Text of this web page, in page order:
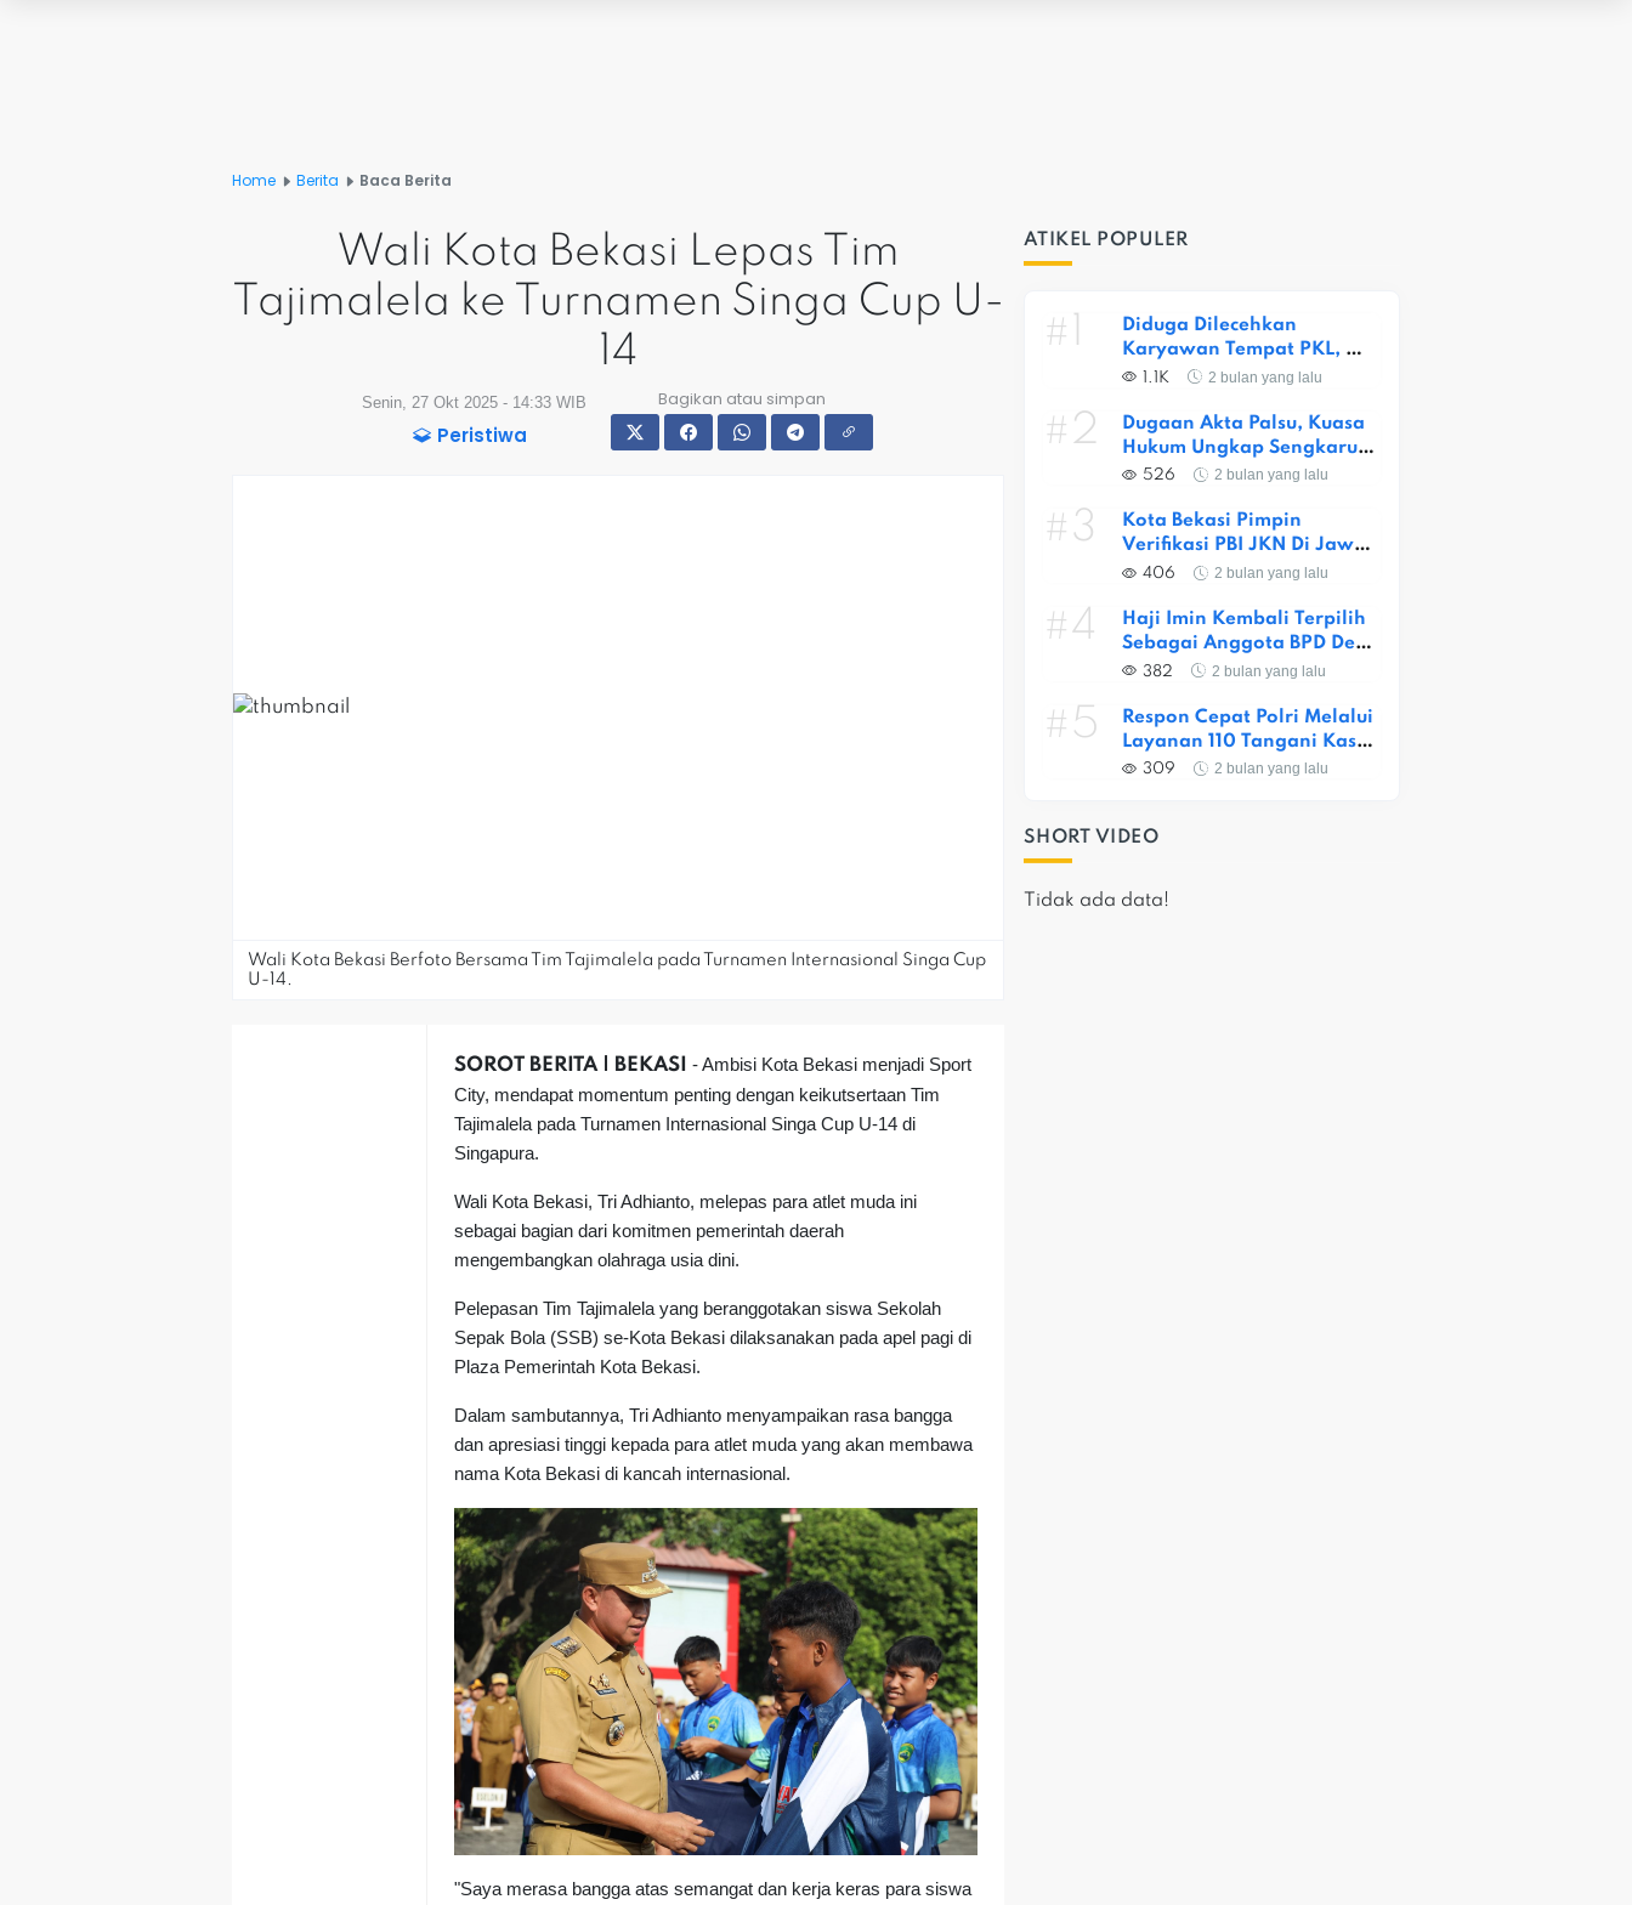
Home Berita Baca Berita
Wali Kota Bekasi Lepas Tim
Tajimalela ke Turnamen Singa Cup U-
14
Senin, 27 Okt 2025 - 14:33 WIB
Peristiwa
Bagikan atau simpan
Wali Kota Bekasi Berfoto Bersama Tim Tajimalela pada Turnamen Internasional Singa Cup
U-14.
SOROT BERITA | BEKASI - Ambisi Kota Bekasi menjadi Sport
City, mendapat momentum penting dengan keikutsertaan Tim
Tajimalela pada Turnamen Internasional Singa Cup U-14 di
Singapura.
Wali Kota Bekasi, Tri Adhianto, melepas para atlet muda ini
sebagai bagian dari komitmen pemerintah daerah
mengembangkan olahraga usia dini.
Pelepasan Tim Tajimalela yang beranggotakan siswa Sekolah
Sepak Bola (SSB) se-Kota Bekasi dilaksanakan pada apel pagi di
Plaza Pemerintah Kota Bekasi.
Dalam sambutannya, Tri Adhianto menyampaikan rasa bangga
dan apresiasi tinggi kepada para atlet muda yang akan membawa
nama Kota Bekasi di kancah internasional.
"Saya merasa bangga atas semangat dan kerja keras para siswa
ATIKEL POPULER
#1
Diduga Dilecehkan
Karyawan Tempat PKL,
Siswi SMKN 1 Kota Bekasi
1.1K 2 bulan yang lalu
#2
Dugaan Akta Palsu, Kuasa
Hukum Ungkap Sengkarut
Lahan Ceger
526 2 bulan yang lalu
#3
Kota Bekasi Pimpin
Verifikasi PBI JKN Di Jawa
Barat, Capaian Provinsi
406 2 bulan yang lalu
#4
Haji Imin Kembali Terpilih
Sebagai Anggota BPD Desa
Satria Jaya
382 2 bulan yang lalu
#5
Respon Cepat Polri Melalui
Layanan 110 Tangani Kasus
Dugaan Pembunuhan Di
309 2 bulan yang lalu
SHORT VIDEO
Tidak ada data!